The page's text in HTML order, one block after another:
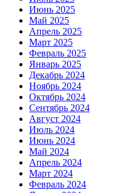
Июнь 2025
Май 2025
Апрель 2025
Март 2025
Февраль 2025
Январь 2025
Декабрь 2024
Ноябрь 2024
Октябрь 2024
Сентябрь 2024
Август 2024
Июль 2024
Июнь 2024
Май 2024
Апрель 2024
Март 2024
Февраль 2024